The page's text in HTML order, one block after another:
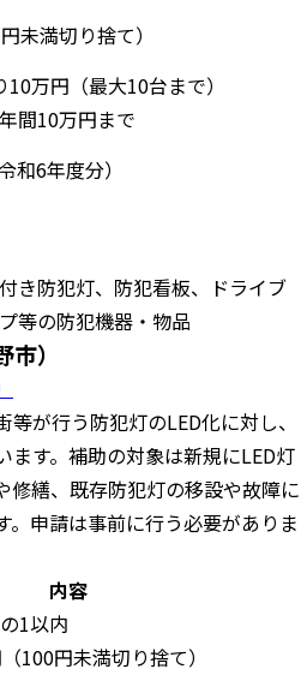
未満切り捨て）
万円（最大10台まで）
間10万円まで
和6年度分）
き防犯灯、防犯看板、ドライブ
等の防犯機器・物品
）
が行う防犯灯のLED化に対し、
ます。補助の対象は新規にLED灯
修繕、既存防犯灯の移設や故障に
。申請は事前に行う必要がありま
内容
1以内
100円未満切り捨て）